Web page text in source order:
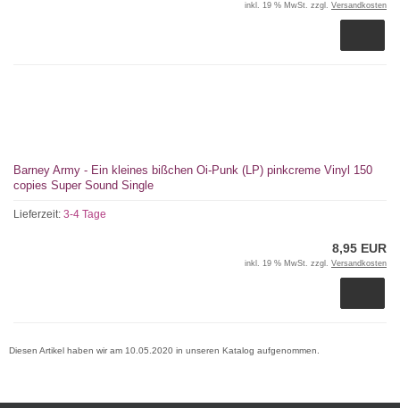
inkl. 19 % MwSt. zzgl. Versandkosten
Barney Army - Ein kleines bißchen Oi-Punk (LP) pinkcreme Vinyl 150
copies Super Sound Single
Lieferzeit: 3-4 Tage
8,95 EUR
inkl. 19 % MwSt. zzgl. Versandkosten
Diesen Artikel haben wir am 10.05.2020 in unseren Katalog aufgenommen.